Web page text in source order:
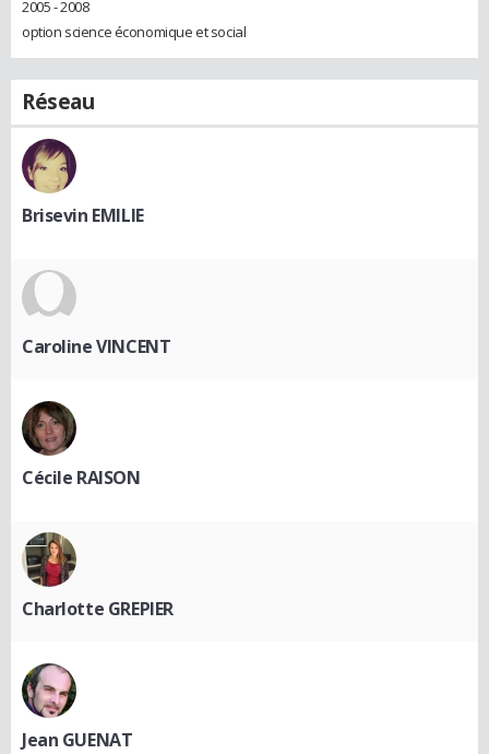
2005 - 2008
option science économique et social
Réseau
Brisevin EMILIE
Caroline VINCENT
Cécile RAISON
Charlotte GREPIER
Jean GUENAT